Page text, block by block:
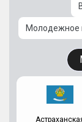
Молодежное